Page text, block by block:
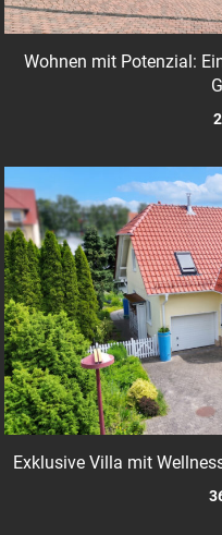
Wohnen mit Potenzial:
Exklusive Villa mit